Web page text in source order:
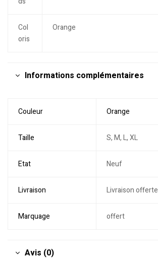
Col
oris
Orange
Informations complémentaires
Couleur Orange
Taille S, M, L, XL
Etat Neuf
Livraison Livraison offerte
Marquage offert
Avis (0)